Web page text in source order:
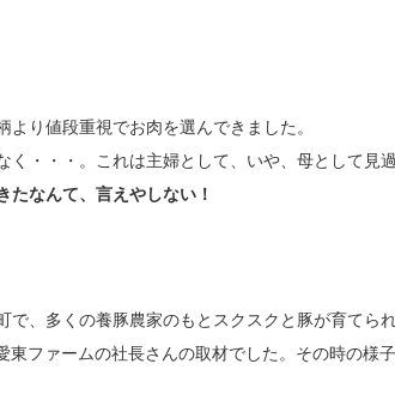
り値段重視でお肉を選んできました。
・・・。これは主婦として、いや、母として見
たなんて、言えやしない！
、多くの養豚農家のもとスクスクと豚が育てら
東ファームの社長さんの取材でした。その時の様